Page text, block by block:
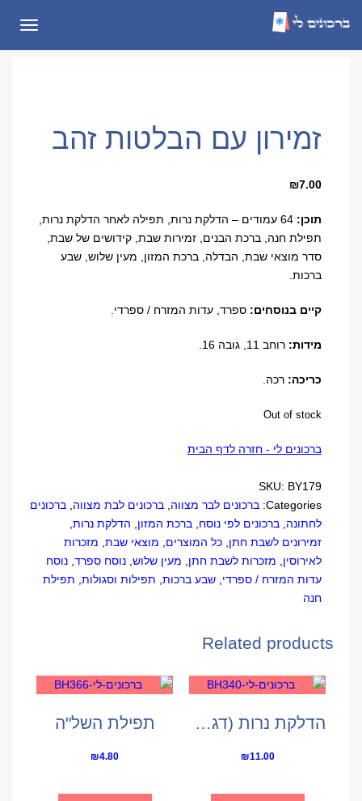
תפריט
זמירון עם הבלטות זהב
₪
64 עמודים – הדלקת נרות, תפילה לאחר הדלקת נרות,
תפילת חנה, ברכת הבנים, זמירות שבת, קידושים של שבת,
סדר מוצאי שבת, הבדלה, ברכת המזון, מעין שלוש, שבע
ברכות.
קיים בנוסחים:ספרד, עדות המזרח / ספרדי.
מידות:רוחב 11, גובה 16.
כריכה:רכה.
Out of stock
ברכונים לי - חזרה לדף הבית
SKU:BY179
Categories: ברכונים לבר מצווה,ברכונים לבת מצווה,ברכונים
לחתונה,ברכונים לפי נוסח,ברכת המזון ,הדלקת נרות,
זמירונים לשבת חתן, כל המוצרים,מוצאי שבת ,מזכרות
לאירוסין,מזכרות לשבת חתן, מעין שלוש ,נוסח ספרד ,נוסח
עדות המזרח / ספרדי,שבע ברכות,תפילות וסגולות,תפילת
Related products
הדלקת נרות (דגם חלון)
₪
תפילת השל"ה
₪